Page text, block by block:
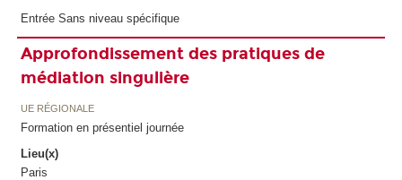
Entrée Sans niveau spécifique
Approfondissement des pratiques de
médiation singulière
UE RÉGIONALE
Formation en présentiel journée
Lieu(x)
Paris